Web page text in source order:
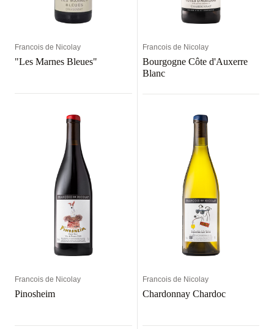
Francois de Nicolay
"Les Marnes Bleues"
Francois de Nicolay
Bourgogne Côte d'Auxerre
Blanc
Francois de Nicolay
Pinosheim
Francois de Nicolay
Chardonnay Chardoc